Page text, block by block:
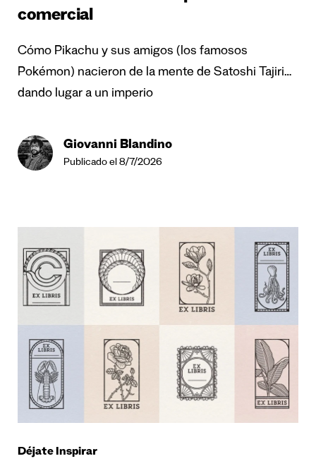
comercial
Cómo Pikachu y sus amigos (los famosos
Pokémon) nacieron de la mente de Satoshi Tajiri…
dando lugar a un imperio
Giovanni Blandino
Publicado el 8/7/2026
Déjate Inspirar